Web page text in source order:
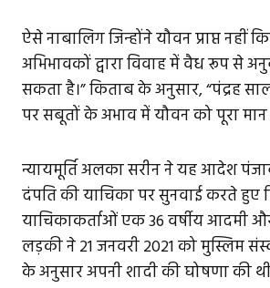
ऐसे नाबालिग जिन्होंने यौवन प्राप्त नहीं
अभिभावकों द्वारा विवाह में वैध रूप से
सकता है।” किताब के अनुसार, “पंद्रह
पर सबूतों के अभाव में यौवन को पूरा मान
न्यायमूर्ति अलका सरीन ने यह आदेश
दंपति की याचिका पर सुनवाई करते हुए
याचिकाकर्ताओं एक 36 वर्षीय आदमी
लड़की ने 21 जनवरी 2021 को मुस्लिम
के अनुसार अपनी शादी की घोषणा की